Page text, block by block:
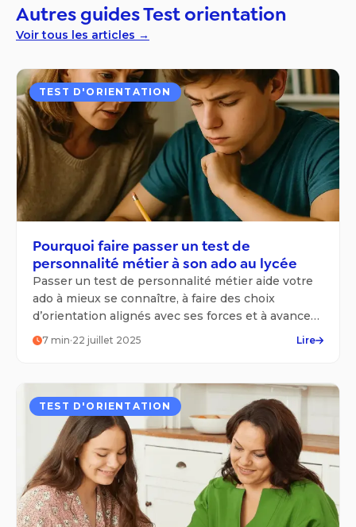
Autres guidesTest orientation
Voir tous les articles →
TEST D'ORIENTATION
Pourquoi faire passer un test de
personnalité métier à son ado au lycée
Passer un test de personnalité métier aide votre
ado à mieux se connaître, à faire des choix
d’orientation alignés avec ses forces et à avancer
avec confiance.
7 min·22 juillet 2025 Lire
TEST D'ORIENTATION